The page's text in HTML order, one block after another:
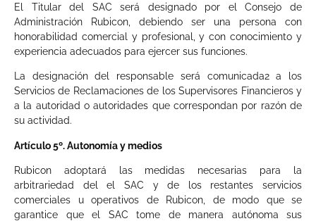
El Titular del SAC será designado por el Consejo de
Administración Rubicon, debiendo ser una persona con
honorabilidad comercial y profesional, y con conocimiento y
experiencia adecuados para ejercer sus funciones.
La designación del responsable será comunicada2 a los
Servicios de Reclamaciones de los Supervisores Financieros y
a la autoridad o autoridades que correspondan por razón de
su actividad.
Artículo 5º. Autonomía y medios
Rubicon adoptará las medidas necesarias para la
arbitrariedad del el SAC y de los restantes servicios
comerciales u operativos de Rubicon, de modo que se
garantice que el SAC tome de manera autónoma sus